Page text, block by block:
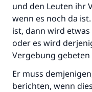
und den Leuten ihr
wenn es noch da
ist, dann wird
oder es wird
Vergebung
Er muss
berichten, wenn